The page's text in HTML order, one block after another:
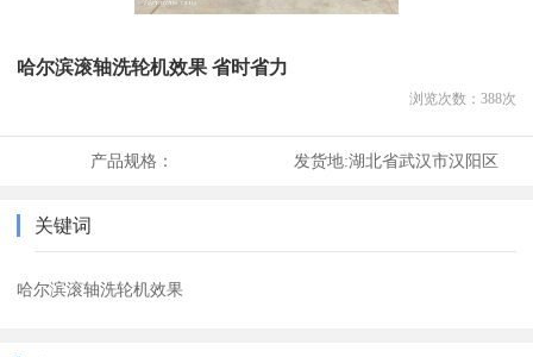
哈尔滨滚轴洗轮机效果 省时省力
浏览次数： 388次
产品规格： 发货地:湖北省武汉市汉阳区
关键词
哈尔滨滚轴洗轮机效果